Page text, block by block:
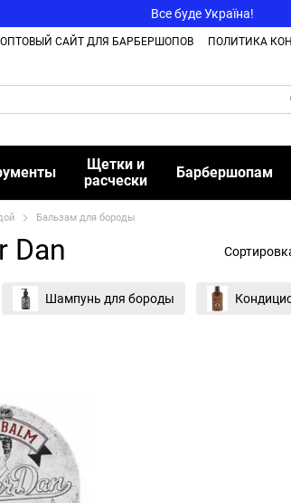
Все буде Україна!
ОПТОВЫЙ САЙТ ДЛЯ БАРБЕРШОПОВ ПОЛИТИКА
Щетки и
расчески
Барбершопам
Бальзам для бороды
Dan
Шампунь для бороды